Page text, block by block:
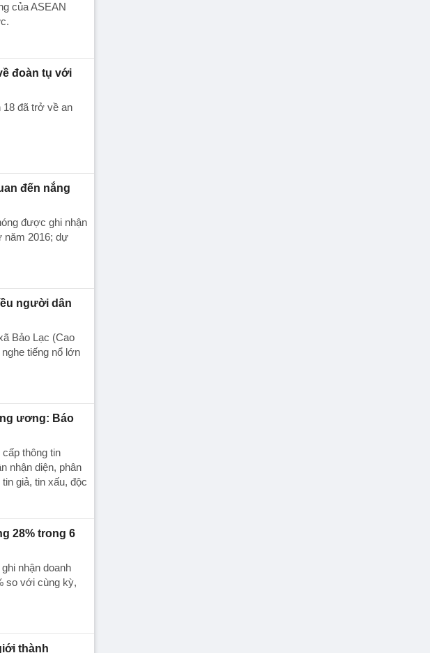
của ASEAN
đoàn tụ với
18 đã trở về an
đến nắng
được ghi nhận
năm 2016; dự
người dân
Bảo Lạc (Cao
tiếng nổ lớn
ương: Báo
thông tin
nhận diện, phân
giả, tin xấu, độc
28% trong 6
nhận doanh
so với cùng kỳ,
thành